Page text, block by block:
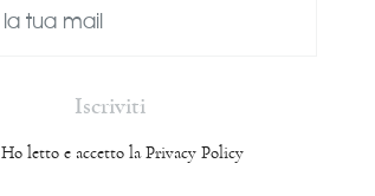
Ho letto e accetto la Privacy Policy